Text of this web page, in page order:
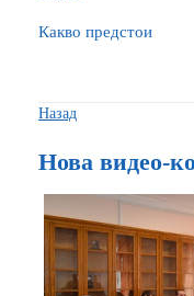
Какво предстои
Назад
Нова видео-